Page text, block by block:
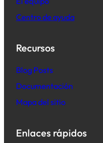
Centro de ayuda
Recursos
Blog Posts
Documentación
Mapa del sitio
Enlaces rápidos